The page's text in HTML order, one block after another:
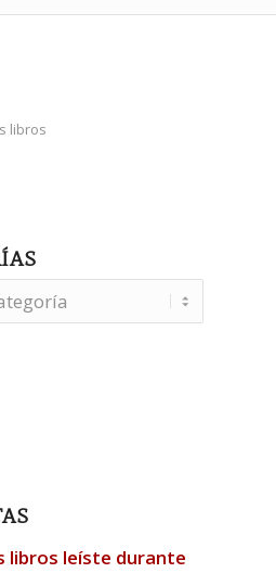
libros
libros leíste durante